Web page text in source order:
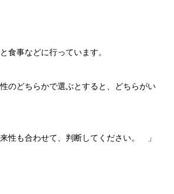
食事などに行っています。
性のどちらかで選ぶとすると、どちらがい
性も合わせて、判断してください。 」